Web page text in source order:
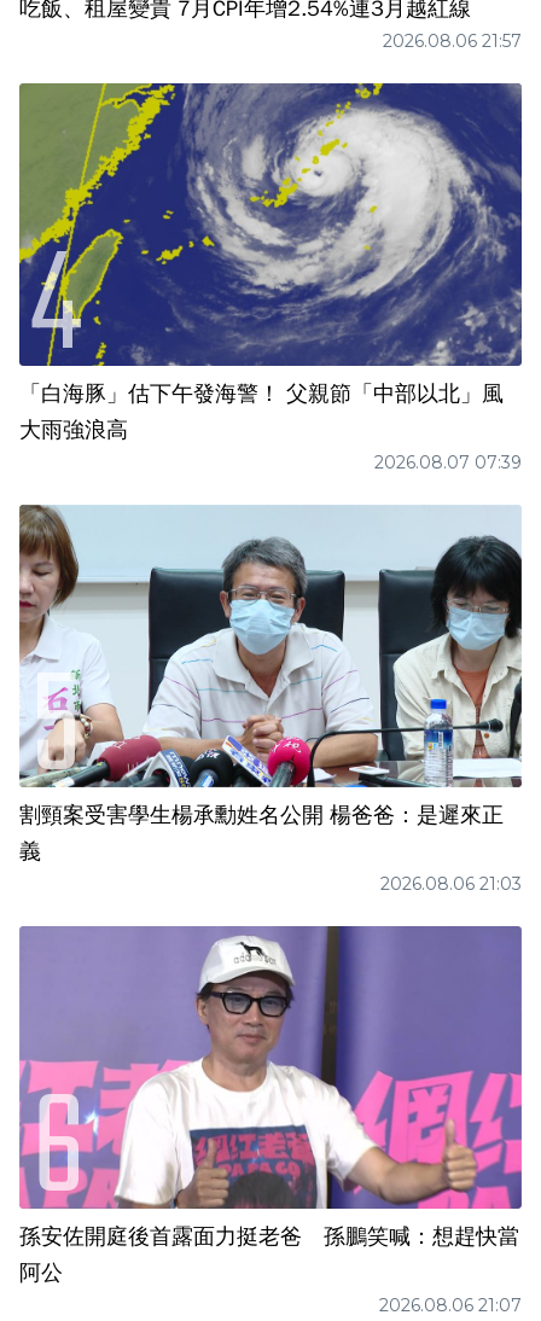
吃飯、租屋變貴 7月CPI年增2.54%連3月越紅線
2026.08.06 21:57
「白海豚」估下午發海警！ 父親節「中部以北」風
大雨強浪高
2026.08.07 07:39
割頸案受害學生楊承勳姓名公開 楊爸爸：是遲來正
義
2026.08.06 21:03
孫安佐開庭後首露面力挺老爸 孫鵬笑喊：想趕快當
阿公
2026.08.06 21:07